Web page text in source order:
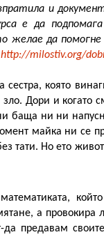
и
е да
желае да помогне
http://milostiv.org/
която
Дори и когато
баща ни ни
майка ни се
тати. Но ето
а провокира
предавам